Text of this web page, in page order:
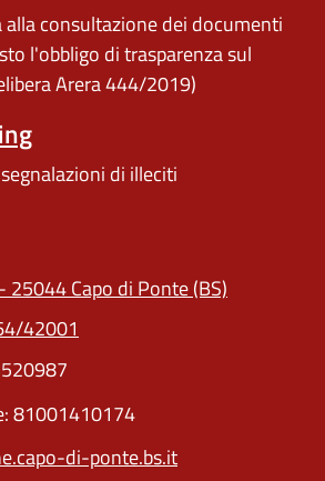
alla consultazione dei documenti
l'obbligo di trasparenza sul
Arera 444/2019)
di illeciti
25044 Capo di Ponte (BS)
42001
81001410174
di-ponte.bs.it